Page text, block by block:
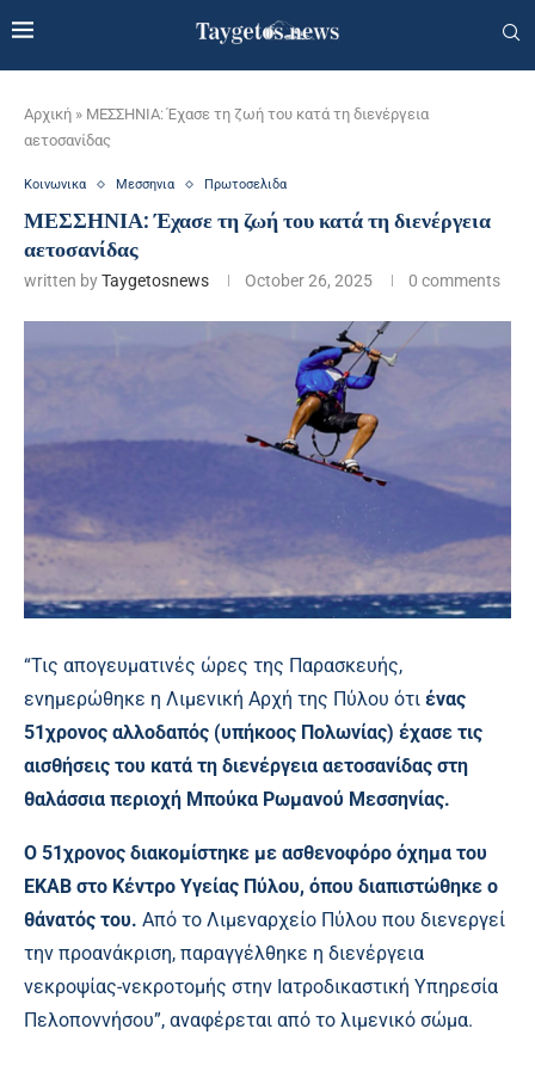
Αρχική » ΜΕΣΣΗΝΙΑ: Έχασε τη ζωή του κατά τη διενέργεια
αετοσανίδας
Κοινωνικα Μεσσηνια Πρωτοσελιδα
ΜΕΣΣΗΝΙΑ: Έχασε τη ζωή του κατά τη διενέργεια
αετοσανίδας
written byTaygetosnews October 26, 2025 0 comments
“Τις απογευματινές ώρες της Παρασκευής,
ενημερώθηκε η Λιμενική Αρχή της Πύλου ότι ένας
51χρονος αλλοδαπός (υπήκοος Πολωνίας) έχασε τις
αισθήσεις του κατά τη διενέργεια αετοσανίδας στη
θαλάσσια περιοχή Μπούκα Ρωμανού Μεσσηνίας.
Ο 51χρονος διακομίστηκε με ασθενοφόρο όχημα του
ΕΚΑΒ στο Κέντρο Υγείας Πύλου, όπου διαπιστώθηκε ο
θάνατός του. Από το Λιμεναρχείο Πύλου που διενεργεί
την προανάκριση, παραγγέλθηκε η διενέργεια
νεκροψίας-νεκροτομής στην Ιατροδικαστική Υπηρεσία
Πελοποννήσου”, αναφέρεται από το λιμενικό σώμα.